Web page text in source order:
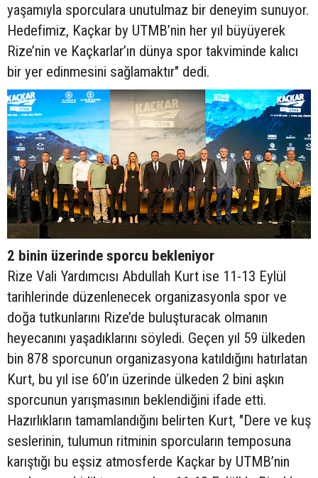
yaşamıyla sporculara unutulmaz bir deneyim sunuyor.
Hedefimiz, Kaçkar by UTMB’nin her yıl büyüyerek
Rize’nin ve Kaçkarlar’ın dünya spor takviminde kalıcı
bir yer edinmesini sağlamaktır" dedi.
2 binin üzerinde sporcu bekleniyor
Rize Vali Yardımcısı Abdullah Kurt ise 11-13 Eylül
tarihlerinde düzenlenecek organizasyonla spor ve
doğa tutkunlarını Rize’de buluşturacak olmanın
heyecanını yaşadıklarını söyledi. Geçen yıl 59 ülkeden
bin 878 sporcunun organizasyona katıldığını hatırlatan
Kurt, bu yıl ise 60’ın üzerinde ülkeden 2 bini aşkın
sporcunun yarışmasının beklendiğini ifade etti.
Hazırlıkların tamamlandığını belirten Kurt, "Dere ve kuş
seslerinin, tulumun ritminin sporcuların temposuna
karıştığı bu eşsiz atmosferde Kaçkar by UTMB’nin